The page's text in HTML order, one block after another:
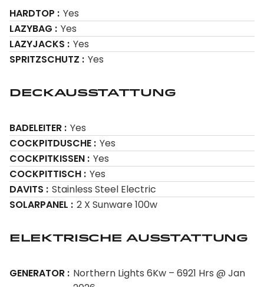
HARDTOP
Yes
LAZYBAG
Yes
LAZYJACKS
Yes
SPRITZSCHUTZ
Yes
Deckausstattung
BADELEITER
Yes
COCKPITDUSCHE
Yes
COCKPITKISSEN
Yes
COCKPITTISCH
Yes
DAVITS
Stainless Steel Electric
SOLARPANEL
2 X Sunware 100w
Elektrische Ausstattung
GENERATOR
Northern Lights 6Kw – 6921 Hrs @ Jan